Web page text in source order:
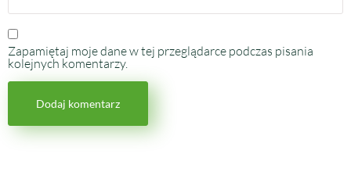
Zapamiętaj moje dane w tej przeglądarce podczas pisania
kolejnych komentarzy.